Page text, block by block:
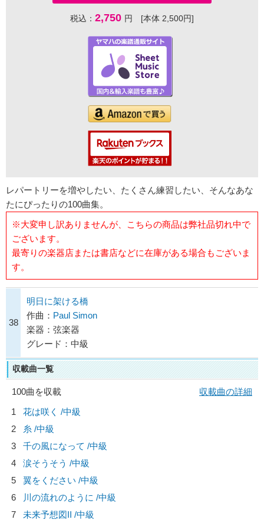
税込： 2,750 円 [本体 2,500円]
レパートリーを増やしたい、たくさん練習したい、そんなあな
たにぴったりの100曲集。
※大変申し訳ありませんが、こちらの商品は弊社品切れ中で
ございます。
最寄りの楽器店または書店などに在庫がある場合もございま
す。
38
明日に架ける橋
作曲： Paul Simon
楽器：弦楽器
グレード：中級
収載曲一覧
100曲を収載
収載曲の詳細
1
花は咲く /中級
2
糸 /中級
3
千の風になって /中級
4
涙そうそう /中級
5
翼をください /中級
6
川の流れのように /中級
7
未来予想図II /中級